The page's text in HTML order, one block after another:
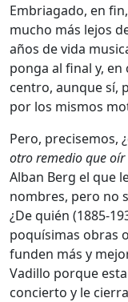
Embriagado, en
mucho más lejos
años de vida
ponga al final y,
centro, aunque sí,
por los mismos
Pero, precisemos,
otro remedio que oír
Alban Berg el que
nombres, pero no
¿De quién (1885-
poquísimas obras
funden más y
Vadillo porque
concierto y le